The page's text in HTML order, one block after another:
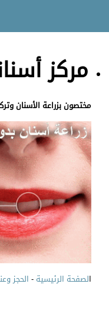
مركز
مختصون بزراعة الأسنان
لصفحة الرئيسية-الحجز